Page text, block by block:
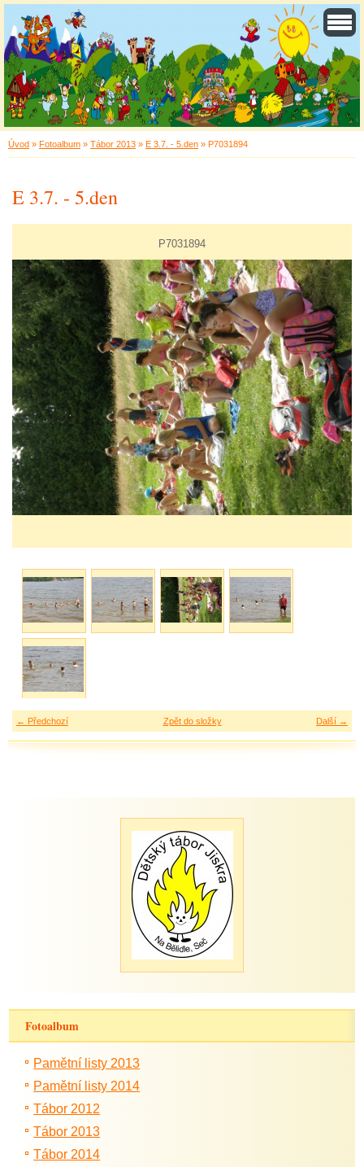
Úvod » Fotoalbum » Tábor 2013 » E 3.7. - 5.den » P7031894
E 3.7. - 5.den
P7031894
← Předchozí Další →
Zpět do složky
Fotoalbum
Pamětní listy 2013
Pamětní listy 2014
Tábor 2012
Tábor 2013
Tábor 2014